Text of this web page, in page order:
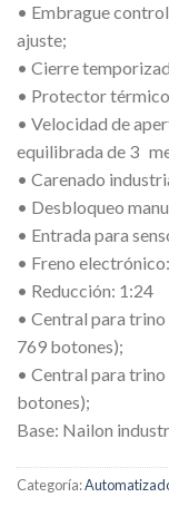
• Embrague
ajuste;
• Cierre
• Protector
• Velocidad de
equilibrada de 3
• Carenado
• Desbloqueo
• Entrada para
• Freno
• Reducción: 1:24
• Central para
769 botones);
• Central para
botones);
Base: Nailon
Categoría: